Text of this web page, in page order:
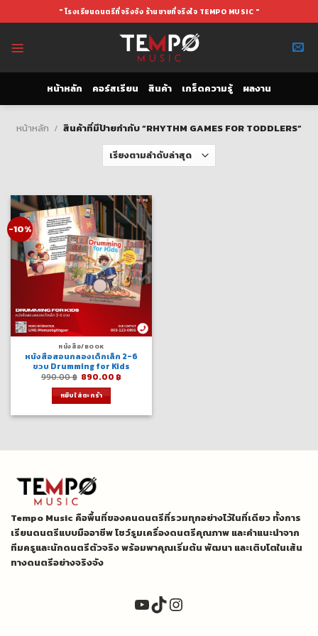
to
" โรงเรียนดนตรีที่จริงจัง ร้านขายที่จริงใจ TEMPO MUSIC "
หน้าหลัก คอร์สเรียน สินค้า เกร็ดความรู้ ผลงาน
หน้าหลัก / สินค้าที่มีป้ายกำกับ “RHYTHM GAMES FOR TODDLERS”
-10%
หนังสือ/BOOK
หนังสือสอนกลองเด็กเล็ก 2-6
ขวบ Drumming for Kids
990.00฿ Original
was:
990.00 ฿.
890.00 ฿
หยิบใส่ตะกร้า
Tempo Music คือพื้นที่ของคนดนตรีที่รวมทุกอย่างไว้ในที่เดียว ทั้งการ
เรียนดนตรีแบบมืออาชีพ โชว์รูมเครื่องดนตรีคุณภาพ และคำแนะนำจาก
ทีมครูและนักดนตรีตัวจริง พร้อมพาคุณเริ่มต้น พัฒนา และเติบโตในเส้น
ทางดนตรีอย่างจริงจัง
YouTube
TikTok
Instagram